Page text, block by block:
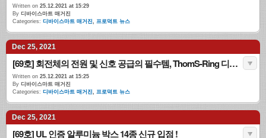
Written on 25.12.2021 at 15:29
By 디바이스마트 매거진
Categories: 디바이스마트 매거진, 프로덕트 뉴스
Dec 25, 2021
[69호] 회전체의 전원 및 신호 공급의 필수템, ThomS-Ring 디바이스마트 상륙!
Written on 25.12.2021 at 15:25
By 디바이스마트 매거진
Categories: 디바이스마트 매거진, 프로덕트 뉴스
Dec 25, 2021
[69호] UL 인증 알루미늄 박스 14종 신규 입점 !